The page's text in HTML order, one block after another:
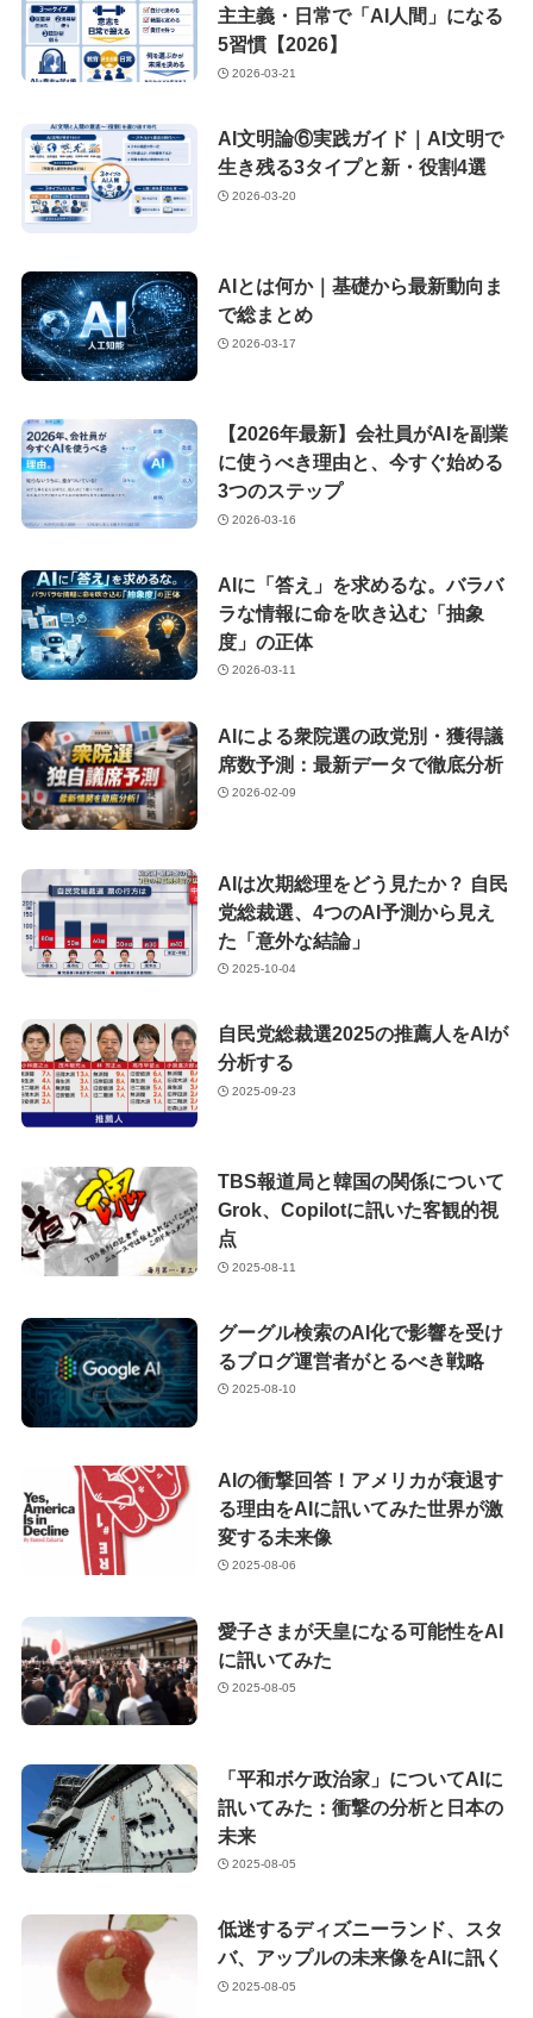
主主義・日常で「AI人間」になる
5習慣【2026】
2026-03-21
AI文明論⑥実践ガイド｜AI文明で
生き残る3タイプと新・役割4選
2026-03-20
AIとは何か｜基礎から最新動向ま
で総まとめ
2026-03-17
【2026年最新】会社員がAIを副業
に使うべき理由と、今すぐ始める
3つのステップ
2026-03-16
AIに「答え」を求めるな。バラバ
ラな情報に命を吹き込む「抽象
度」の正体
2026-03-11
AIによる衆院選の政党別・獲得議
席数予測：最新データで徹底分析
2026-02-09
AIは次期総理をどう見たか？ 自民
党総裁選、4つのAI予測から見え
た「意外な結論」
2025-10-04
自民党総裁選2025の推薦人をAIが
分析する
2025-09-23
TBS報道局と韓国の関係について
Grok、Copilotに訊いた客観的視
点
2025-08-11
グーグル検索のAI化で影響を受け
るブログ運営者がとるべき戦略
2025-08-10
AIの衝撃回答！アメリカが衰退す
る理由をAIに訊いてみた世界が激
変する未来像
2025-08-06
愛子さまが天皇になる可能性をAI
に訊いてみた
2025-08-05
「平和ボケ政治家」についてAIに
訊いてみた：衝撃の分析と日本の
未来
2025-08-05
低迷するディズニーランド、スタ
バ、アップルの未来像をAIに訊く
2025-08-05